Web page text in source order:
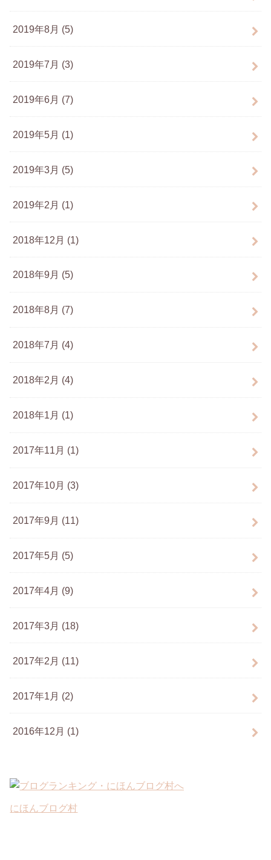
2019年8月 (5)
2019年7月 (3)
2019年6月 (7)
2019年5月 (1)
2019年3月 (5)
2019年2月 (1)
2018年12月 (1)
2018年9月 (5)
2018年8月 (7)
2018年7月 (4)
2018年2月 (4)
2018年1月 (1)
2017年11月 (1)
2017年10月 (3)
2017年9月 (11)
2017年5月 (5)
2017年4月 (9)
2017年3月 (18)
2017年2月 (11)
2017年1月 (2)
2016年12月 (1)
にほんブログ村